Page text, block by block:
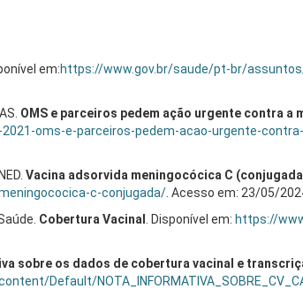
em:https://www.gov.br/saude/pt-br/
OMS e parceiros pedem ação urgente contra a
oms-e-parceiros-pedem-acao-urgente-
Vacina adsorvida meningocócica C
c-conjugada/ . Acesso em: 23/05/
Cobertura Vacinal . Disponível em: https://
sobre os dados de cobertura vacinal e
Default/